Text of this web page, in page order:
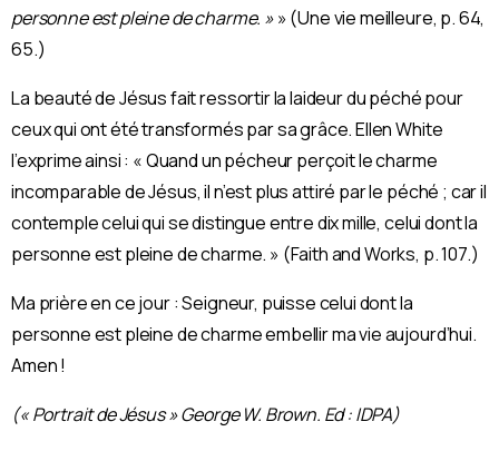
personne est pleine de charme. »» (Une vie meilleure, p. 64,
65.)
La beauté de Jésus fait ressortir la laideur du péché pour
ceux qui ont été transformés par sa grâce. Ellen White
l’exprime ainsi : « Quand un pécheur perçoit le charme
incomparable de Jésus, il n’est plus attiré par le péché ; car il
contemple celui qui se distingue entre dix mille, celui dont la
personne est pleine de charme. » (Faith and Works, p. 107.)
Ma prière en ce jour : Seigneur, puisse celui dont la
personne est pleine de charme embellir ma vie aujourd’hui.
Amen !
(« Portrait de Jésus » George W. Brown. Ed : IDPA)